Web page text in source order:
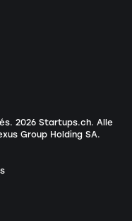
2026Startups.ch. Alle
Group Holding SA.